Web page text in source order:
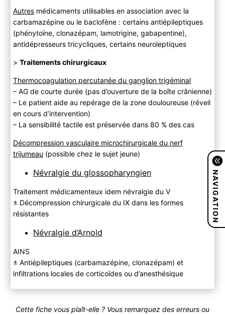
Autresmédicaments utilisables en association avec la
carbamazépine ou le baclofène : certains antiépileptiques
(phénytoïne, clonazépam, lamotrigine, gabapentine),
antidépresseurs tricycliques, certains neuroleptiques
> Traitements chirurgicaux
Thermocoagulation percutanée du ganglion trigéminal
– AG de courte durée (pas d’ouverture de la boîte crânienne)
– Le patient aide au repérage de la zone douloureuse (réveil
en cours d’intervention)
– La sensibilité tactile est préservée dans 80 % des cas
Décompression vasculaire microchirurgicale du nerf
trijumeau (possible chez le sujet jeune)
Névralgie du glossopharyngien
Traitement médicamenteux idem névralgie du V
± Décompression chirurgicale du IX dans les formes
résistantes
Névralgie d’Arnold
AINS
± Antiépileptiques (carbamazépine, clonazépam) et
infiltrations locales de corticoïdes ou d’anesthésique
Cette fiche vous plaît-elle ? Vous remarquez des erreurs ou
NAVIGATION